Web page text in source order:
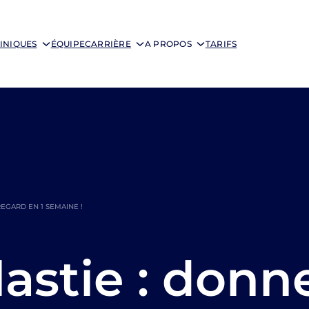
ÉQUIPECARRIÈRE A PROPOS TARIFS
EN 1 SEMAINE !
: